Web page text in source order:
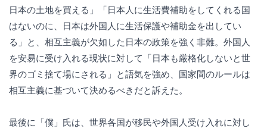
日本の土地を買える」「日本人に生活費補助をしてくれる国
はないのに、日本は外国人に生活保護や補助金を出してい
る」と、相互主義が欠如した日本の政策を強く非難。外国人
を安易に受け入れる現状に対して「日本も厳格化しないと世
界のゴミ捨て場にされる」と語気を強め、国家間のルールは
相互主義に基づいて決めるべきだと訴えた。
最後に「僕」氏は、世界各国が移民や外国人受け入れに対し